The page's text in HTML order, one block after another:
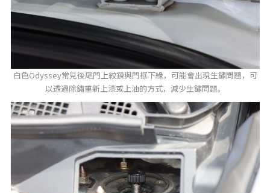
白色Odyssey常見後尾門上絞鍊與門框下緣，可能會出現生鏽問題，可
以透過除鏽重新上漆或上油的方式，減少生鏽問題。